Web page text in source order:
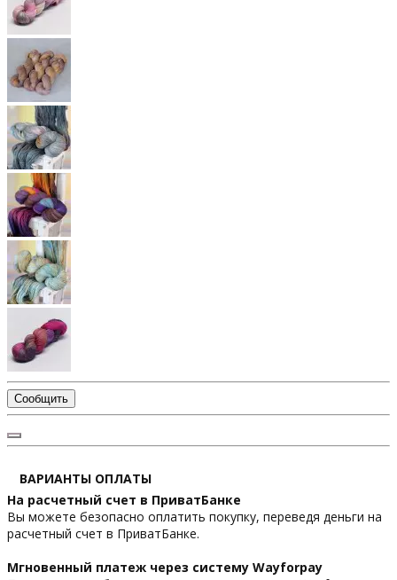
Сообщить
ВАРИАНТЫ ОПЛАТЫ
На расчетный счет в ПриватБанке
Вы можете безопасно оплатить покупку, переведя деньги на
расчетный счет в ПриватБанке.
Мгновенный платеж через систему Wayforpay